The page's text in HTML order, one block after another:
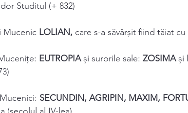
Studitul (+ 832)
Mucenic LOLIAN, care s-a săvârșit fiind tăiat cu
EUTROPIA şi surorile sale: ZOSIMA şi
SECUNDIN, AGRIPIN, MAXIM,